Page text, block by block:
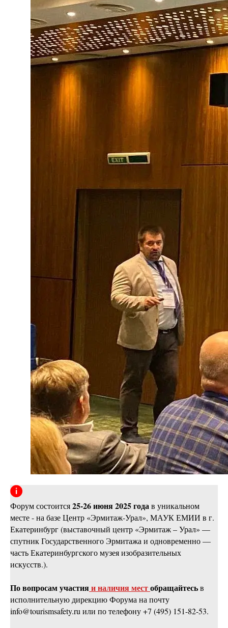
Форум состоится25-26 июня 2025 годав уникальном
месте - на базе Центр «Эрмитаж-Урал», МАУК ЕМИИ в г.
Екатеринбург (выставочный центр «Эрмитаж – Урал» —
спутник Государственного Эрмитажа и одновременно —
часть Екатеринбургского музея изобразительных
искусств.).
По вопросам участияи наличия местобращайтесьв
исполнительную дирекцию Форума на почту
info@tourismsafety.ru или по телефону +7 (495) 151-82-53.